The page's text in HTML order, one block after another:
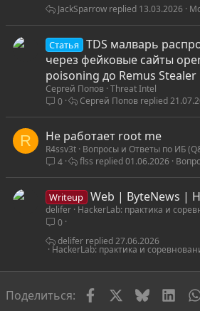
13.03.2026
JackSparrow
Статья
TDS малварь
через фейковые сайты
poisoning до Remus Stealer
Сергей Попов Threat Intel
0
Сергей Попов
R Не работает root me
R4ssv3t Вопросы и Ответы по ИБ
4
01.06.2026
flss
Writeup Web | ByteNews |
delifer HackerLab: практика и
0
HackerLab: практика и
27.06.2026
delifer
Поделиться: FacebookBluesky